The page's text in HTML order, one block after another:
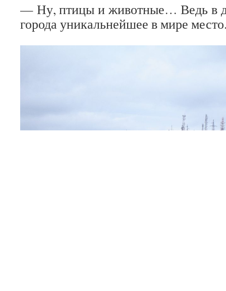
— Ну, птицы и животные… Ведь в
города уникальнейшее в мире